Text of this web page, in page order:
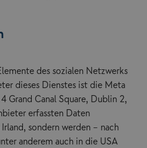
des sozialen Netzwerks
dieses Dienstes ist die Meta
Grand Canal Square, Dublin 2,
erfassten Daten
sondern werden – nach
anderem auch in die USA